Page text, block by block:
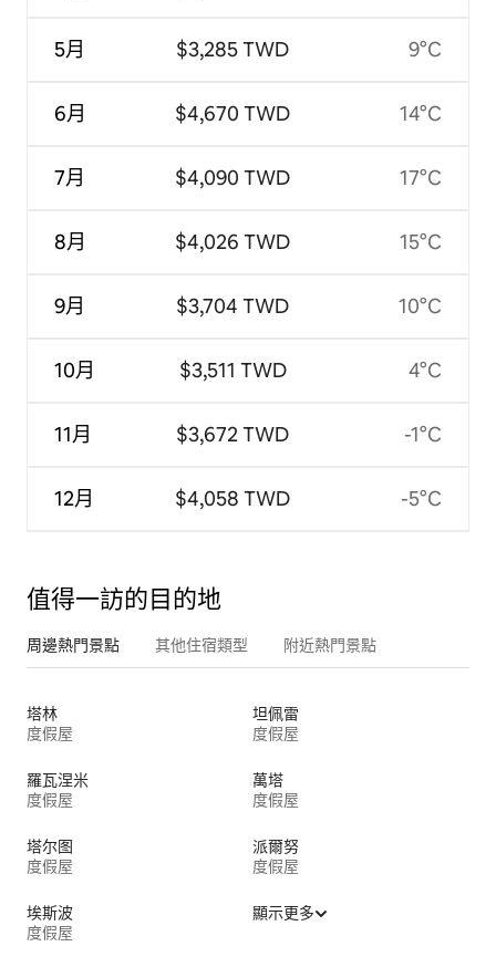
5月
6月
7月
8月
9月
10月
11月
12月
$3,285 TWD
$4,670 TWD
$4,090 TWD
$4,026 TWD
$3,704 TWD
$3,511 TWD
$3,672 TWD
$4,058 TWD
9°C
14°C
17°C
15°C
10°C
4°C
-1°C
-5°C
值得一訪的目的地
周邊熱門景點 其他住宿類型 附近熱門景點
塔林
度假屋
坦佩雷
度假屋
羅瓦涅米
度假屋
萬塔
度假屋
塔尔图
度假屋
派爾努
度假屋
埃斯波
度假屋
顯示更多